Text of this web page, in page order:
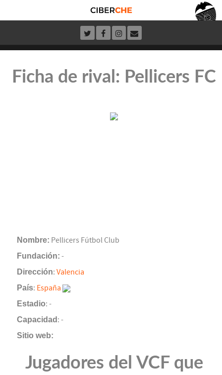
Ficha de rival: Pellicers FC
Nombre: Pellicers Fútbol Club
Fundación: -
Dirección: Valencia
País: España
Estadio: -
Capacidad : -
Sitio web:
Jugadores del VCF que